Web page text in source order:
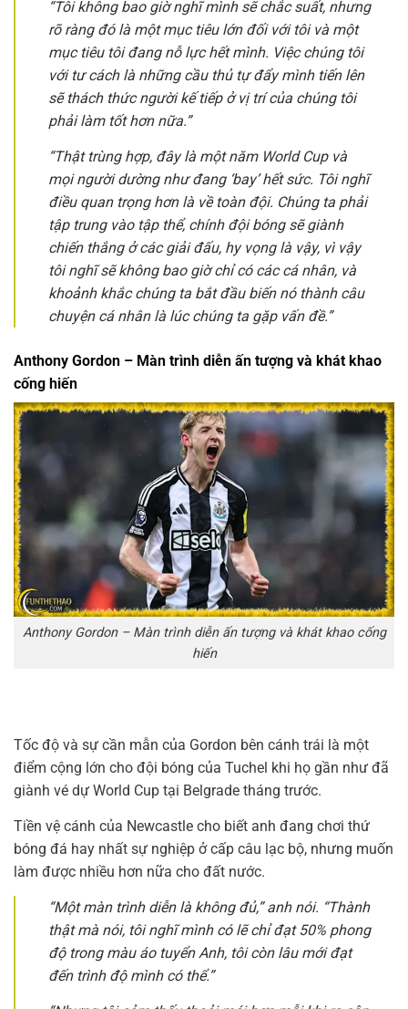
“Tôi không bao giờ nghĩ mình sẽ chắc suất, nhưng
rõ ràng đó là một mục tiêu lớn đối với tôi và một
mục tiêu tôi đang nỗ lực hết mình. Việc chúng tôi
với tư cách là những cầu thủ tự đẩy mình tiến lên
sẽ thách thức người kế tiếp ở vị trí của chúng tôi
phải làm tốt hơn nữa.”
“Thật trùng hợp, đây là một năm World Cup và
mọi người dường như đang ‘bay’ hết sức. Tôi nghĩ
điều quan trọng hơn là về toàn đội. Chúng ta phải
tập trung vào tập thể, chính đội bóng sẽ giành
chiến thắng ở các giải đấu, hy vọng là vậy, vì vậy
tôi nghĩ sẽ không bao giờ chỉ có các cá nhân, và
khoảnh khắc chúng ta bắt đầu biến nó thành câu
chuyện cá nhân là lúc chúng ta gặp vấn đề.”
Anthony Gordon – Màn trình diễn ấn tượng và khát khao
cống hiến
Anthony Gordon – Màn trình diễn ấn tượng và khát khao cống
hiến
Tốc độ và sự cần mẫn của Gordon bên cánh trái là một
điểm cộng lớn cho đội bóng của Tuchel khi họ gần như đã
giành vé dự World Cup tại Belgrade tháng trước.
Tiền vệ cánh của Newcastle cho biết anh đang chơi thứ
bóng đá hay nhất sự nghiệp ở cấp câu lạc bộ, nhưng muốn
làm được nhiều hơn nữa cho đất nước.
“Một màn trình diễn là không đủ,” anh nói. “Thành
thật mà nói, tôi nghĩ mình có lẽ chỉ đạt 50% phong
độ trong màu áo tuyển Anh, tôi còn lâu mới đạt
đến trình độ mình có thể.”